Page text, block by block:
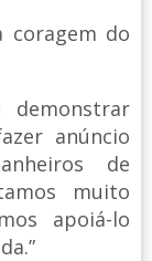
coragem do
demonstrar
anúncio
de
muito
apoiá-lo